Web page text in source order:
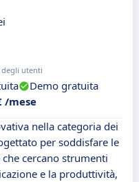
degli utenti
Demo gratuita
/mese
nella categoria dei
per soddisfare le
cercano strumenti
e la produttività,